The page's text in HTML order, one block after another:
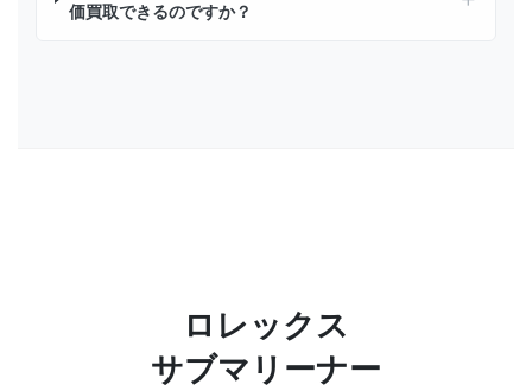
価買取できるのですか？
ロレックス
サブマリーナー